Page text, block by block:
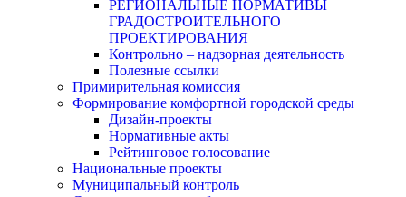
РЕГИОНАЛЬНЫЕ НОРМАТИВЫ
ГРАДОСТРОИТЕЛЬНОГО
ПРОЕКТИРОВАНИЯ
Контрольно – надзорная деятельность
Полезные ссылки
Примирительная комиссия
Формирование комфортной городской среды
Дизайн-проекты
Нормативные акты
Рейтинговое голосование
Национальные проекты
Муниципальный контроль